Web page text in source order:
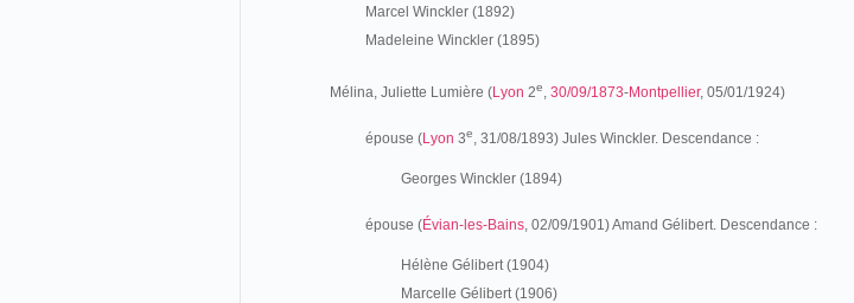
Marcel Winckler (1892)
Madeleine Winckler (1895)
Mélina, Juliette Lumière (Lyon 2e, 30/09/1873-Montpellier, 05/01/1924)
épouse (Lyon 3e, 31/08/1893) Jules Winckler. Descendance :
Georges Winckler (1894)
épouse (Évian-les-Bains, 02/09/1901) Amand Gélibert. Descendance :
Hélène Gélibert (1904)
Marcelle Gélibert (1906)